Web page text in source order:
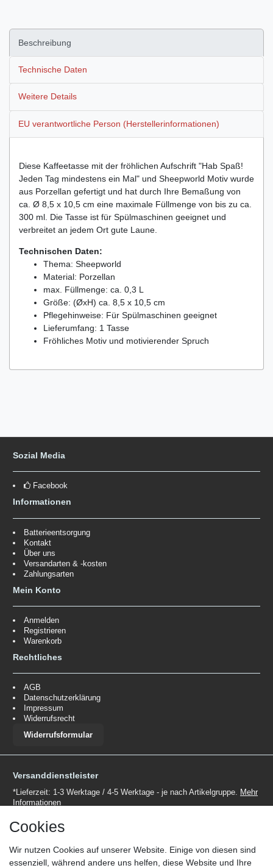
Beschreibung
Technische Daten
Weitere Details
EU verantwortliche Person (Herstellerinformationen)
Diese Kaffeetasse mit der fröhlichen Aufschrift "Hab Spaß!
Jeden Tag mindestens ein Mal" und Sheepworld Motiv wurde
aus Porzellan gefertigt und hat durch Ihre Bemaßung von
ca. Ø 8,5 x 10,5 cm eine maximale Füllmenge von bis zu ca.
300 ml. Die Tasse ist für Spülmaschinen geeignet und
verbreitet an jedem Ort gute Laune.
Technischen Daten:
Thema: Sheepworld
Material: Porzellan
max. Füllmenge: ca. 0,3 L
Größe: (ØxH) ca. 8,5 x 10,5 cm
Pflegehinweise: Für Spülmaschinen geeignet
Lieferumfang: 1 Tasse
Fröhliches Motiv und motivierender Spruch
Sozial Media
Facebook
Informationen
Batterieentsorgung
Kontakt
Über uns
Versandarten & -kosten
Zahlungsarten
Mein Konto
Anmelden
Registrieren
Warenkorb
Rechtliches
AGB
Datenschutzerklärung
Impressum
Widerrufsrecht
Widerrufsformular
Versanddienstleister
*Lieferzeit: 1-3 Werktage / 4-5 Werktage - je nach Artikelgruppe. Mehr
Informationen
Cookies
Wir nutzen Cookies auf unserer Website. Einige von diesen sind
essenziell, während andere uns helfen, diese Website und Ihre